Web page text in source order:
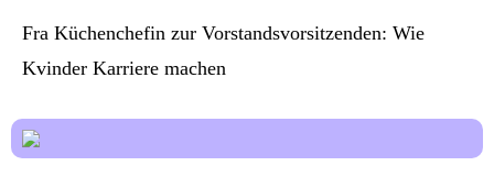
Fra Küchenchefin zur Vorstandsvorsitzenden: Wie
Kvinder Karriere machen